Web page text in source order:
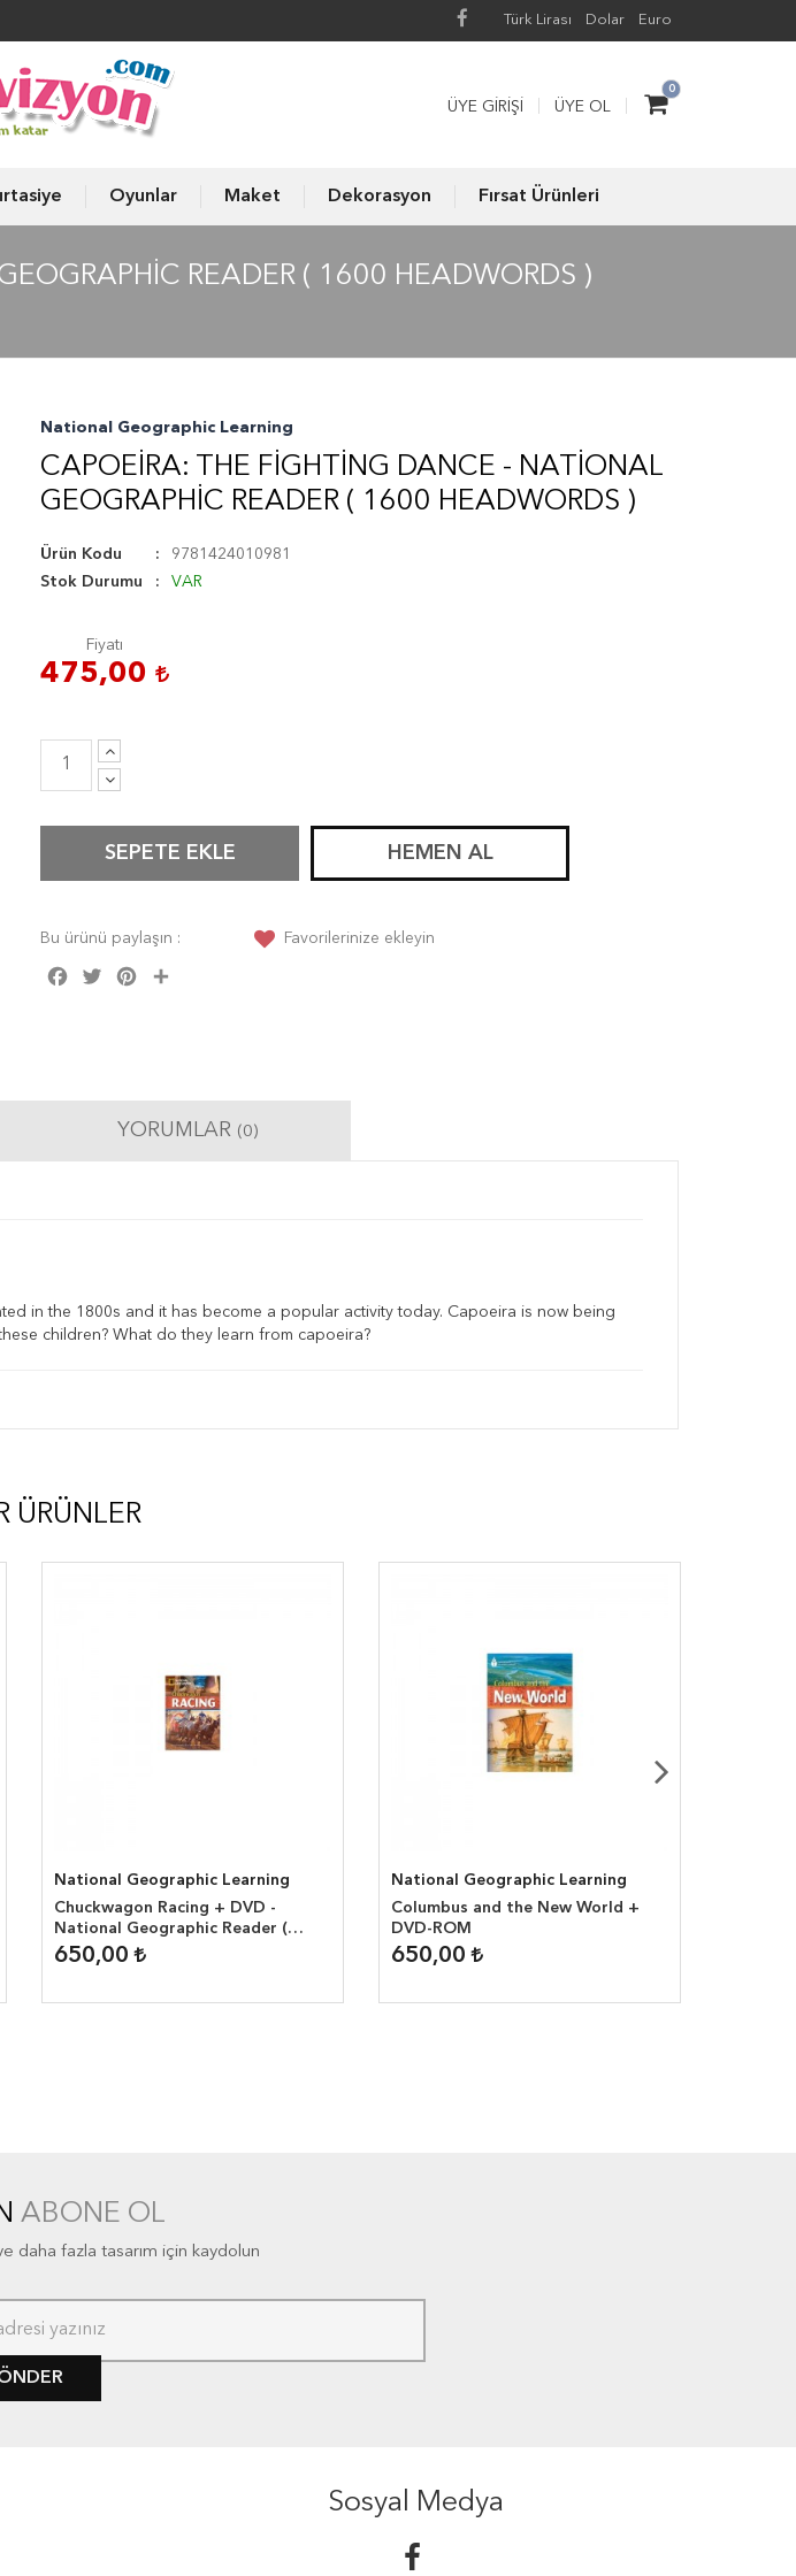
Türk Lirası Dolar Euro
0
ÜYE GIRIŞI ÜYE OL
Oyunlar Maket Dekorasyon Fırsat Ürünleri
READER ( 1600 HEADWORDS )
National Geographic Learning
CAPOEIRA: THE FIGHTING DANCE - NATIONAL
GEOGRAPHIC READER ( 1600 HEADWORDS )
Ürün Kodu
9781424010981
Stok Durumu
VAR
Fiyatı
475,00
SEPETE EKLE HEMEN AL
Bu ürünü paylaşın :
Facebook
Twitter Pinterest
Favorilerinize ekleyin
YORUMLAR (0)
in the 1800s and it has become a popular activity today. Capoeira is now being
children? What do they learn from capoeira?
ÜRÜNLER
National Geographic Learning
Chuckwagon Racing + DVD -
National Geographic Reader (
1900 headwords )
650,00
National Geographic Learning
Columbus and the New World +
DVD-ROM
650,00
ABONE OL
daha fazla tasarım için kaydolun
Sosyal Medya